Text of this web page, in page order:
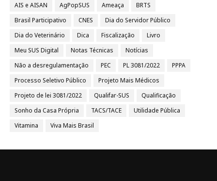
AIS e AISAN
AgPopSUS Ameaça
BRTS
Brasil Participativo
CNES
Dia do Servidor Público
Dia do Veterinário
Dica Fiscalização
Livro
Meu SUS Digital
Notas Técnicas
Notícias
Não a desregulamentação
PEC PL 3081/2022
PPPA
Processo Seletivo Público
Projeto Mais Médicos
Projeto de lei 3081/2022
Qualifar-SUS
Qualificação
Sonho da Casa Própria
TACS/TACE
Utilidade Pública
Vitamina
Viva Mais Brasil